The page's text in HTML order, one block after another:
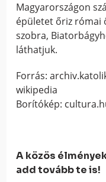
Magyarországon
épületet őriz római
szobra,
láthatjuk.
Forrás:
wikipedia
Borítókép:
A közös
add tovább te is!